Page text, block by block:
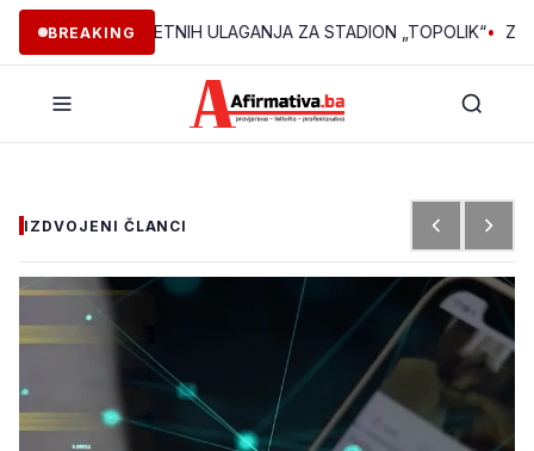
BREAKING
POČETNIH ULAGANJA ZA STADION „TOPOLIK“• ZBOG
IZDVOJENI ČLANCI